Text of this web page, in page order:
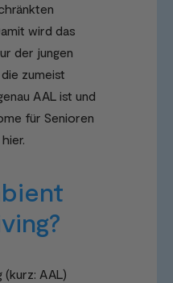
wird das
der jungen
zumeist
AAL ist und
für Senioren
(kurz: AAL)